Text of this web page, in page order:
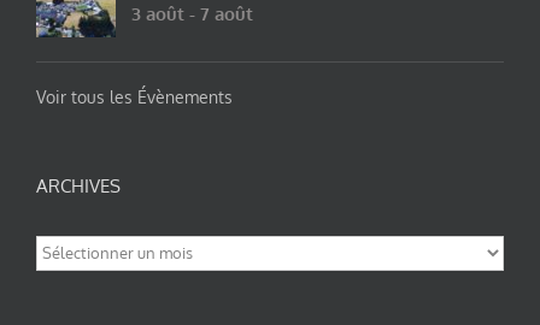
3 août - 7 août
Voir tous les Évènements
ARCHIVES
Archives